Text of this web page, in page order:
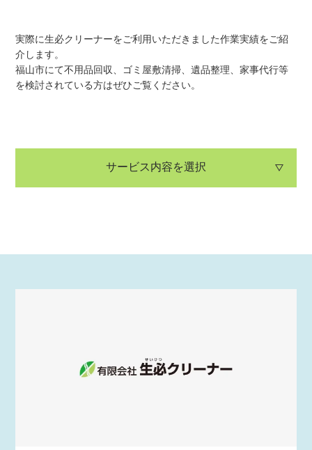
実際に生必クリーナーをご利用いただきました作業実績をご紹
介します。
福山市にて不用品回収、ゴミ屋敷清掃、遺品整理、家事代行等
を検討されている方はぜひご覧ください。
サービス内容を選択